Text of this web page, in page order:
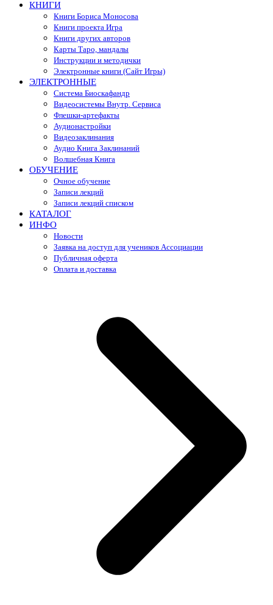
КНИГИ
Книги Бориса Моносова
Книги проекта Игра
Книги других авторов
Карты Таро, мандалы
Инструкции и методички
Электронные книги (Сайт Игры)
ЭЛЕКТРОННЫЕ
Система Биоскафандр
Видеосистемы Внутр. Сервиса
Флешки-артефакты
Аудионастройки
Видеозаклинания
Аудио Книга Заклинаний
Волшебная Книга
ОБУЧЕНИЕ
Очное обучение
Записи лекций
Записи лекций списком
КАТАЛОГ
ИНФО
Новости
Заявка на доступ для учеников Ассоциации
Публичная оферта
Оплата и доставка